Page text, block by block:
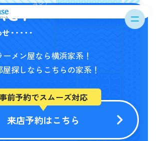
ーメン屋なら横浜家系！
屋探しならこちらの家系！
事前予約でスムーズ対応
来店予約はこちら